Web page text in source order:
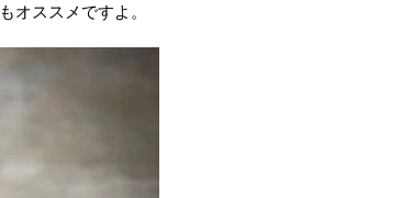
オススメですよ。